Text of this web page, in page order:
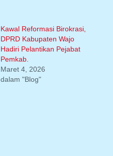
Kawal Reformasi Birokrasi,
DPRD Kabupaten Wajo
Hadiri Pelantikan Pejabat
Pemkab.
Maret 4, 2026
dalam "Blog"